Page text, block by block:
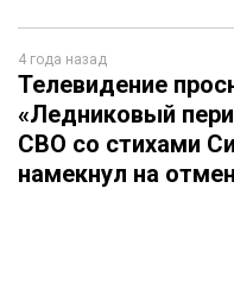
4 года назад
Телевидение
«Ледниковый
СВО со стихами
намекнул на